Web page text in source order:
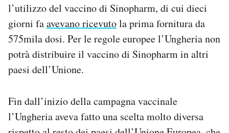
l’utilizzo del vaccino di Sinopharm, di cui dieci
giorni faavevano ricevutola prima fornitura da
575mila dosi. Per le regole europee l’Ungheria non
potrà distribuire il vaccino di Sinopharm in altri
paesi dell’Unione.
Fin dall’inizio della campagna vaccinale
l’Ungheria aveva fatto una scelta molto diversa